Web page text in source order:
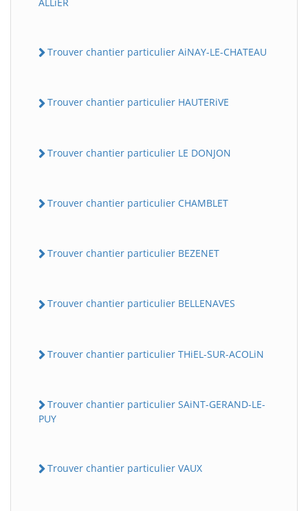
Trouver chantier particulier AiNAY-LE-CHATEAU
Trouver chantier particulier HAUTERiVE
Trouver chantier particulier LE DONJON
Trouver chantier particulier CHAMBLET
Trouver chantier particulier BEZENET
Trouver chantier particulier BELLENAVES
Trouver chantier particulier THiEL-SUR-ACOLiN
Trouver chantier particulier SAiNT-GERAND-LE-
PUY
Trouver chantier particulier VAUX